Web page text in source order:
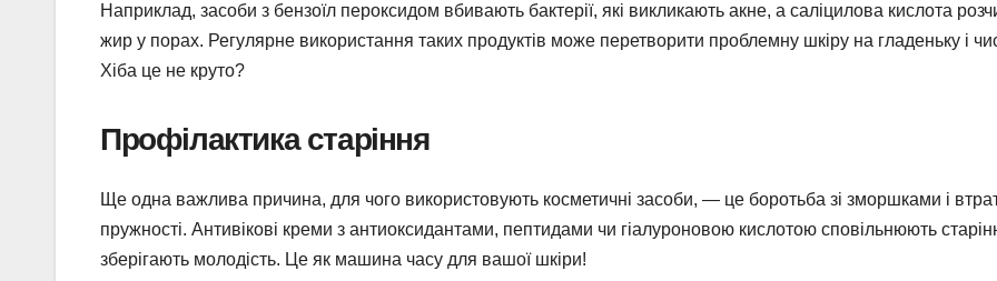
Наприклад, засоби з бензоїл пероксидом вбивають бактерії, які викликають акне, а саліцилова кислота
жир у порах. Регулярне використання таких продуктів може перетворити проблемну шкіру на гладеньку і
Хіба це не круто?
Профілактика старіння
Ще одна важлива причина, для чого використовують косметичні засоби, — це боротьба зі зморшками і
пружності. Антивікові креми з антиоксидантами, пептидами чи гіалуроновою кислотою сповільнюють
зберігають молодість. Це як машина часу для вашої шкіри!